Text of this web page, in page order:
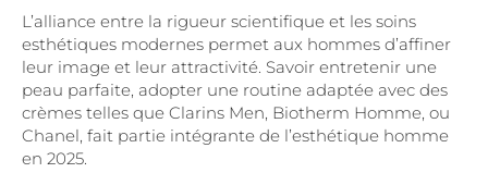
L’alliance entre la rigueur scientifique et les soins
esthétiques modernes permet aux hommes d’affiner
leur image et leur attractivité. Savoir entretenir une
peau parfaite, adopter une routine adaptée avec des
crèmes telles que Clarins Men, Biotherm Homme, ou
Chanel, fait partie intégrante de l’esthétique homme
en 2025.